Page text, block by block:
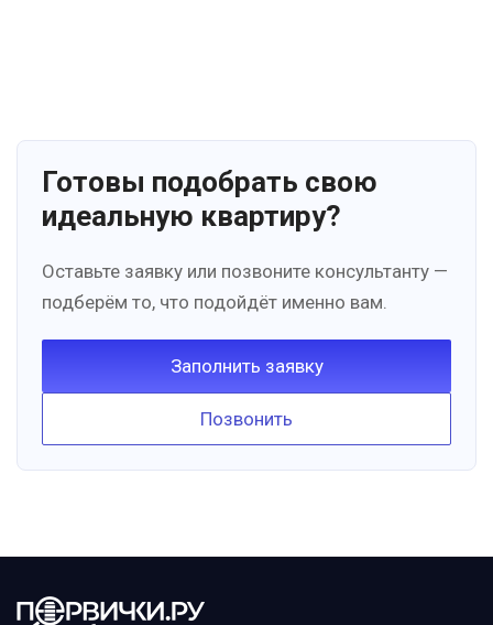
Готовы подобрать свою
идеальную квартиру?
Оставьте заявку или позвоните консультанту —
подберём то, что подойдёт именно вам.
Заполнить заявку
Позвонить